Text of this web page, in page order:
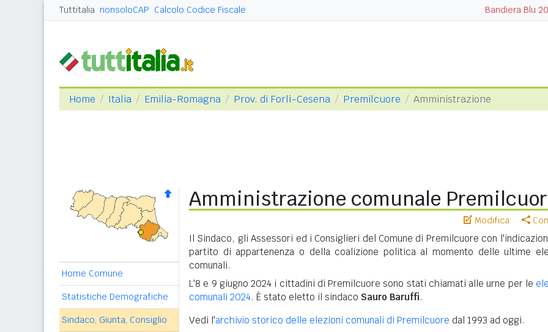
Tuttitalia nonsoloCAP Calcolo Codice Fiscale Bandiera Blu
Home Italia Emilia-Romagna Prov. di Forlì-Cesena Premilcuore Amministrazione
Home Comune
Statistiche Demografiche
Sindaco, Giunta, Consiglio
Amministrazione comunale
Modifica
Il Sindaco, gli Assessori ed i Consiglieri del Comune di Premilcuore con
partito di appartenenza o della coalizione politica al momento delle ultime
comunali.
L'8 e 9 giugno 2024 i cittadini di Premilcuore sono stati chiamati alle urne per le
comunali 2024. È stato eletto il sindaco Sauro Baruffi.
Vedi l'archivio storico delle elezioni comunali di Premilcuore dal 1993 ad oggi.